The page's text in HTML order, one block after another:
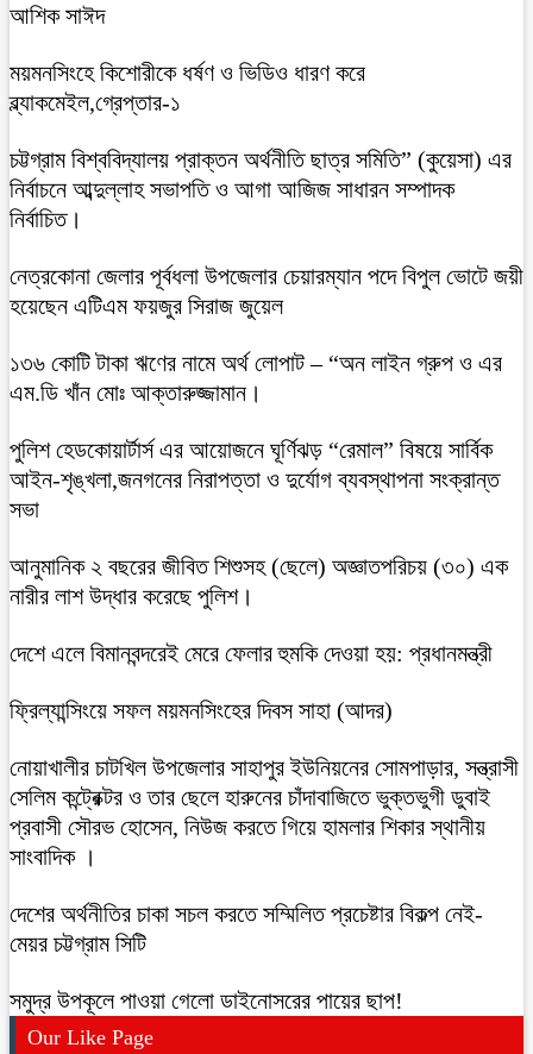
আশিক সাঈদ
ময়মনসিংহে কিশোরীকে ধর্ষণ ও ভিডিও ধারণ করে
ব্ল্যাকমেইল,গ্রেপ্তার-১
চট্টগ্রাম বিশ্ববিদ্যালয় প্রাক্তন অর্থনীতি ছাত্র সমিতি” (কুয়েসা) এর
নির্বাচনে আব্দুল্লাহ সভাপতি ও আগা আজিজ সাধারন সম্পাদক
নির্বাচিত।
নেত্রকোনা জেলার পূর্বধলা উপজেলার চেয়ারম্যান পদে বিপুল ভোটে জয়ী
হয়েছেন এটিএম ফয়জুর সিরাজ জুয়েল
১৩৬ কোটি টাকা ঋণের নামে অর্থ লোপাট – “অন লাইন গ্রুপ ও এর
এম.ডি খাঁন মোঃ আক্তারুজ্জামান।
পুলিশ হেডকোয়ার্টার্স এর আয়োজনে ঘূর্ণিঝড় “রেমাল” বিষয়ে সার্বিক
আইন-শৃঙ্খলা,জনগনের নিরাপত্তা ও দুর্যোগ ব্যবস্থাপনা সংক্রান্ত
সভা
আনুমানিক ২ বছরের জীবিত শিশুসহ (ছেলে) অজ্ঞাতপরিচয় (৩০) এক
নারীর লাশ উদ্ধার করেছে পুলিশ।
দেশে এলে বিমানবন্দরেই মেরে ফেলার হুমকি দেওয়া হয়: প্রধানমন্ত্রী
ফ্রিল্যান্সিংয়ে সফল ময়মনসিংহের দিবস সাহা (আদর)
নোয়াখালীর চাটখিল উপজেলার সাহাপুর ইউনিয়নের সোমপাড়ার, সন্ত্রাসী
সেলিম কন্ট্রেক্টর ও তার ছেলে হারুনের চাঁদাবাজিতে ভুক্তভুগী ডুবাই
প্রবাসী সৌরভ হোসেন, নিউজ করতে গিয়ে হামলার শিকার স্থানীয়
সাংবাদিক ।
দেশের অর্থনীতির চাকা সচল করতে সম্মিলিত প্রচেষ্টার বিকল্প নেই-
মেয়র চট্টগ্রাম সিটি
সমুদ্র উপকূলে পাওয়া গেলো ডাইনোসরের পায়ের ছাপ!
Our Like Page